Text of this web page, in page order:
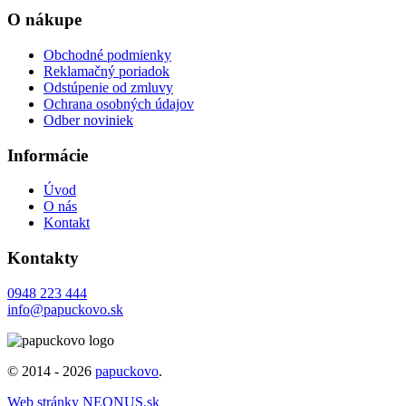
O nákupe
Obchodné podmienky
Reklamačný poriadok
Odstúpenie od zmluvy
Ochrana osobných údajov
Odber noviniek
Informácie
Úvod
O nás
Kontakt
Kontakty
0948 223 444
info@papuckovo.sk
© 2014 - 2026 papuckovo.
Web stránky NEONUS.sk